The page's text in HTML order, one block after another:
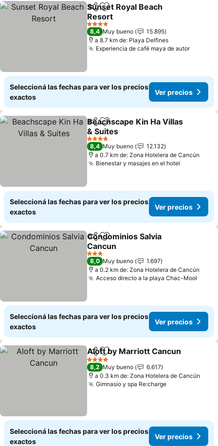
CompartirAñadir a favoritos
Sunset Royal Beach
Resort
Ver precios
4 Estrellas
8,4 Muy bueno
15.895
a 8.7 km de: Playa Delfines
Experiencia de café maya de autorVer
Seleccioná las fechas para ver los precios
exactos
Ver precios
CompartirAñadir a favoritos
Beachscape Kin Ha Villas
& Suites
Ver precios
4 Estrellas
8,4 Muy bueno
12.132
a 0.7 km de: Zona Hotelera de Cancún
Bienestar y masajes en el hotel
Seleccioná las fechas para ver los precios
exactos
Ver precios
CompartirAñadir a favoritos
Condominios Salvia
Cancun
Ver precios
3 Estrellas
8,0 Muy bueno
1.697
a 0.2 km de: Zona Hotelera de Cancún
Acceso directo a la playa Chac-Mool
Seleccioná las fechas para ver los precios
exactos
Ver precios
CompartirAñadir a favoritos
Aloft by Marriott Cancun
4 Estrellas
8,2 Muy bueno
6.617
a 0.3 km de: Zona Hotelera de Cancún
Gimnasio y spa Re:chargeVer precios
Seleccioná las fechas para ver los precios
exactos
Ver precios